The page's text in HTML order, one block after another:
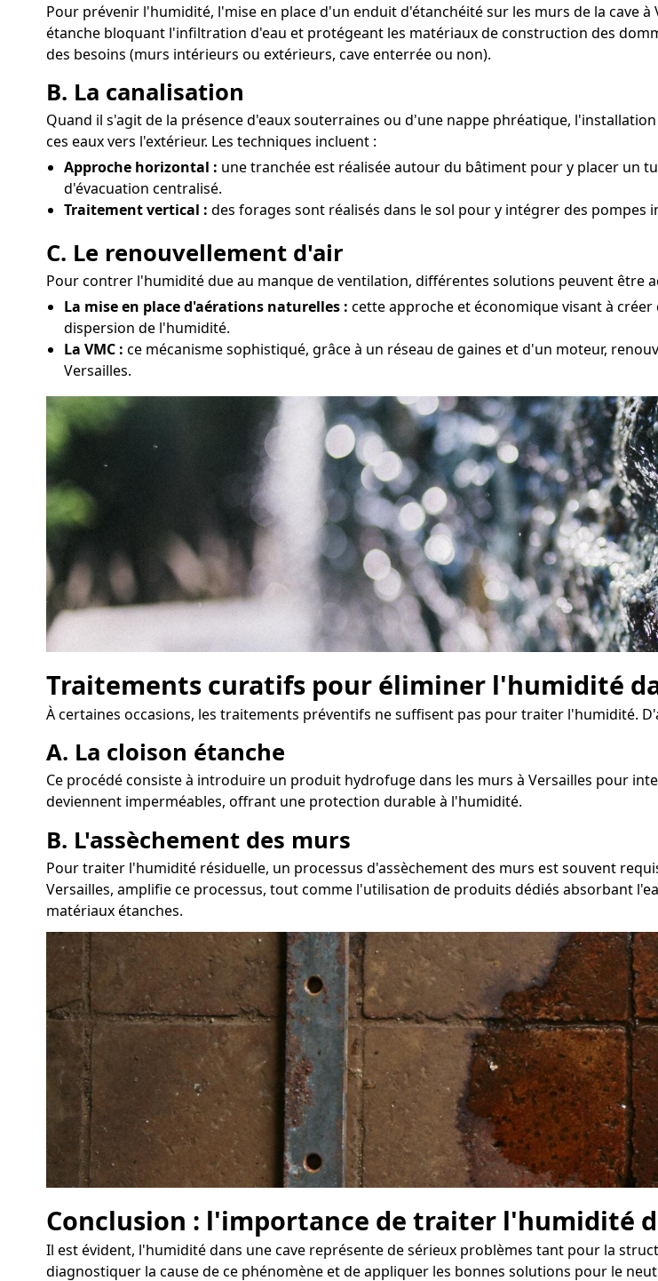
Pour prévenir l'humidité, l'mise en place d'un enduit d'étanchéité sur les murs de la cave
étanche bloquant l'infiltration d'eau et protégeant les matériaux de construction des
des besoins (murs intérieurs ou extérieurs, cave enterrée ou non).
B. La canalisation
Quand il s'agit de la présence d'eaux souterraines ou d'une nappe phréatique,
ces eaux vers l'extérieur. Les techniques incluent :
Approche horizontal : une tranchée est réalisée autour du bâtiment pour y placer un
d'évacuation centralisé.
Traitement vertical : des forages sont réalisés dans le sol pour y intégrer des pompes
C. Le renouvellement d'air
Pour contrer l'humidité due au manque de ventilation, différentes solutions peuvent être
La mise en place d'aérations naturelles : cette approche et économique visant à
dispersion de l'humidité.
La VMC : ce mécanisme sophistiqué, grâce à un réseau de gaines et d'un moteur,
Versailles.
Traitements curatifs pour éliminer l'humidité
À certaines occasions, les traitements préventifs ne suffisent pas pour traiter l'humidité.
A. La cloison étanche
Ce procédé consiste à introduire un produit hydrofuge dans les murs à Versailles pour
deviennent imperméables, offrant une protection durable à l'humidité.
B. L'assèchement des murs
Pour traiter l'humidité résiduelle, un processus d'assèchement des murs est souvent
Versailles, amplifie ce processus, tout comme l'utilisation de produits dédiés absorbant
matériaux étanches.
Conclusion : l'importance de traiter l'humidité
Il est évident, l'humidité dans une cave représente de sérieux problèmes tant pour la
diagnostiquer la cause de ce phénomène et de appliquer les bonnes solutions pour le